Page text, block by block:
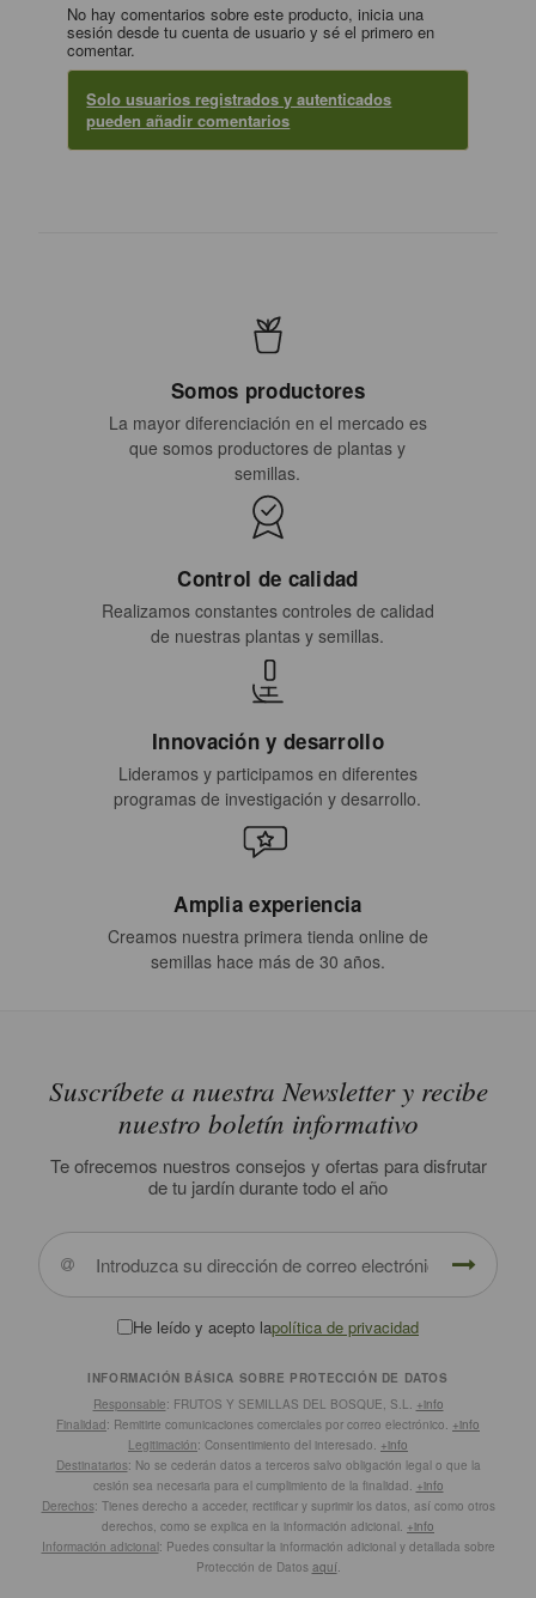
No hay comentarios sobre este producto, inicia una
sesión desde tu cuenta de usuario y sé el primero en
comentar.
Solo usuarios registrados y autenticados
pueden añadir comentarios
Somos productores
La mayor diferenciación en el mercado es
que somos productores de plantas y
semillas.
Control de calidad
Realizamos constantes controles de calidad
de nuestras plantas y semillas.
Innovación y desarrollo
Lideramos y participamos en diferentes
programas de investigación y desarrollo.
Amplia experiencia
Creamos nuestra primera tienda online de
semillas hace más de 30 años.
Suscríbete a nuestra Newsletter y recibe
nuestro boletín informativo
Te ofrecemos nuestros consejos y ofertas para disfrutar
de tu jardín durante todo el año
He leído y acepto lapolítica de privacidad
INFORMACIÓN BÁSICA SOBRE PROTECCIÓN DE DATOS
Responsable: FRUTOS Y SEMILLAS DEL BOSQUE, S.L. +info
Finalidad: Remitirte comunicaciones comerciales por correo electrónico. +info
Legitimación: Consentimiento del interesado. +info
Destinatarios: No se cederán datos a terceros salvo obligación legal o que la
cesión sea necesaria para el cumplimiento de la finalidad. +info
Derechos: Tienes derecho a acceder, rectificar y suprimir los datos, así como otros
derechos, como se explica en la información adicional. +info
Información adicional: Puedes consultar la información adicional y detallada sobre
Protección de Datos aquí.